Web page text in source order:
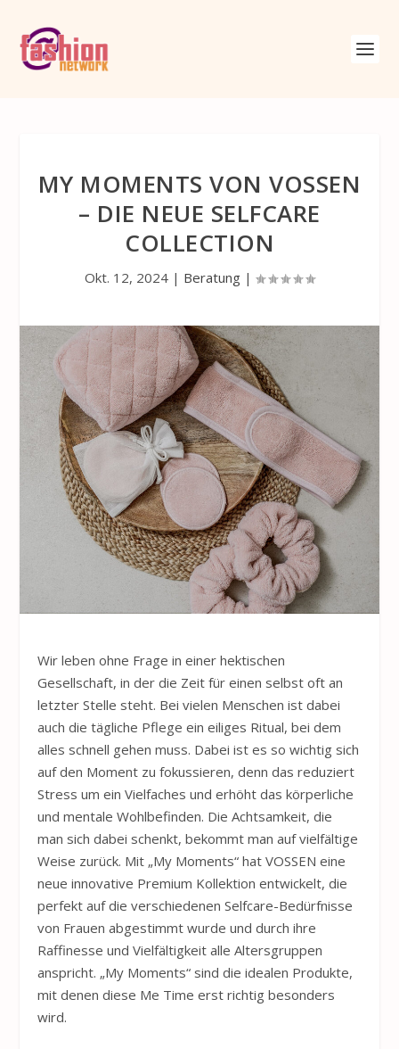
MY MOMENTS VON VOSSEN
– DIE NEUE SELFCARE
COLLECTION
Okt. 12, 2024 | Beratung |
Wir leben ohne Frage in einer hektischen
Gesellschaft, in der die Zeit für einen selbst oft an
letzter Stelle steht. Bei vielen Menschen ist dabei
auch die tägliche Pflege ein eiliges Ritual, bei dem
alles schnell gehen muss. Dabei ist es so wichtig sich
auf den Moment zu fokussieren, denn das reduziert
Stress um ein Vielfaches und erhöht das körperliche
und mentale Wohlbefinden. Die Achtsamkeit, die
man sich dabei schenkt, bekommt man auf vielfältige
Weise zurück. Mit „My Moments“ hatVOSSEN eine
neue innovative Premium Kollektion entwickelt, die
perfekt auf die verschiedenen Selfcare-Bedürfnisse
von Frauen abgestimmt wurde und durch ihre
Raffinesse und Vielfältigkeit alle Altersgruppen
anspricht. „My Moments“ sind die idealen Produkte,
mit denen diese Me Time erst richtig besonders
wird.